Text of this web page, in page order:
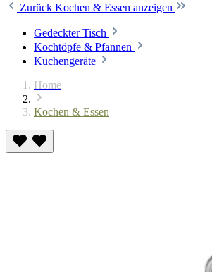
Zurück Kochen & Essen anzeigen
Gedeckter Tisch
Kochtöpfe & Pfannen
Küchengeräte
Home
Kochen & Essen